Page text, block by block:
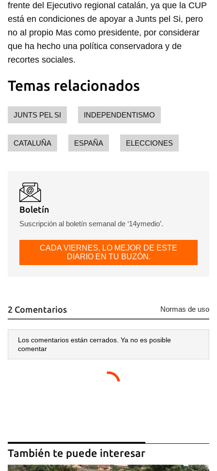
frente del Ejecutivo regional catalán, ya que la CUP
está en condiciones de apoyar a Junts pel Si, pero
no al propio Mas como presidente, por considerar
que ha hecho una política conservadora y de
recortes sociales.
Temas relacionados
JUNTS PEL SI INDEPENDENTISMO
CATALUÑA ESPAÑA ELECCIONES
Boletín
Suscripción al boletín semanal de ‘14ymedio’.
CADA VIERNES, LO MEJOR DE ESTE
DIARIO EN TU BUZÓN.
2 Comentarios Normas de uso
Los comentarios están cerrados. Ya no es posible
comentar
También te puede interesar